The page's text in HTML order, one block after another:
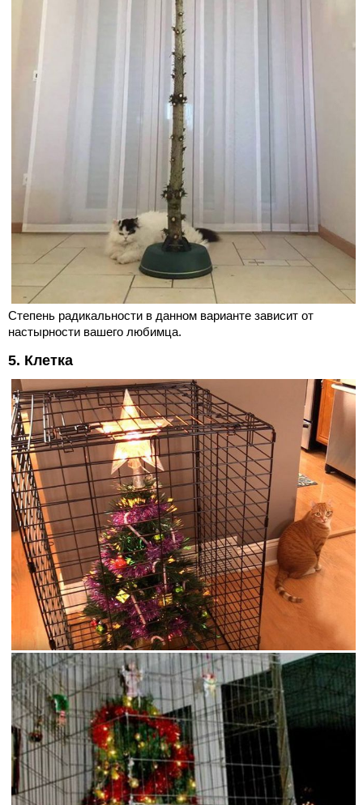
Степень радикальности в данном варианте зависит от
настырности вашего любимца.
5. Клетка